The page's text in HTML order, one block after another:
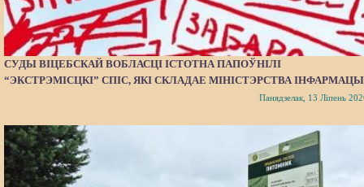
СУДЫ ВІЦЕБСКАЙ ВОБЛАСЦІ ІСТОТНА ПАПОЎНІЛІ
“ЭКСТРЭМІСЦКІ” СПІС, ЯКІ СКЛАДАЕ МІНІСТЭРСТВА
Панядзелак, 13 Ліпень